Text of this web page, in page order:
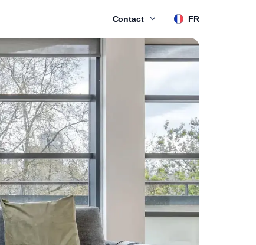
Contact FR